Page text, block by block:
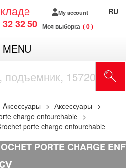
32 32 50
My account
Моя выборка 0
RU
MENU
Aксессуары
Аксессуары
charge enfourchable
porte charge enfourchable
PORTE CHARGE